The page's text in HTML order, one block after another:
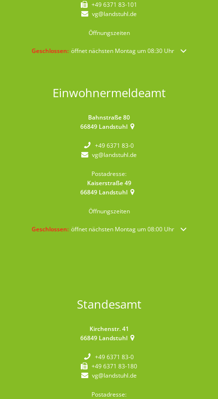
+49 6371 83-101
vg@landstuhl.de
Öffnungszeiten
Klicken, um weitere Öffnungs- oder Schließzeiten auszublenden
Geschlossen: öffnet nächsten Montag um 08:30 Uhr
Einwohnermeldeamt
Bahnstraße 80
66849 Landstuhl
+49 6371 83-0
vg@landstuhl.de
Postadresse:
Kaiserstraße 49
66849 Landstuhl
Öffnungszeiten
Klicken, um weitere Öffnungs- oder Schließzeiten auszublenden
Geschlossen: öffnet nächsten Montag um 08:00 Uhr
Standesamt
Kirchenstr. 41
66849 Landstuhl
+49 6371 83-0
+49 6371 83-180
vg@landstuhl.de
Postadresse: